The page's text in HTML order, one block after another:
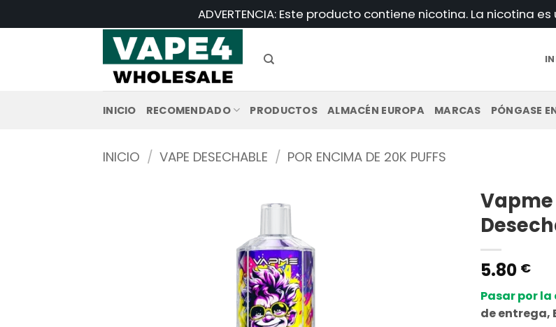
al
ADVERTENCIA: Este producto contiene nicotina. La nicotina
INICIO RECOMENDADO PRODUCTOS ALMACÉN EUROPA MARCAS PÓNGASE
INICIO / VAPE DESECHABLE / POR ENCIMA DE 20K PUFFS
5.80 €
Pasar por
de entrega,